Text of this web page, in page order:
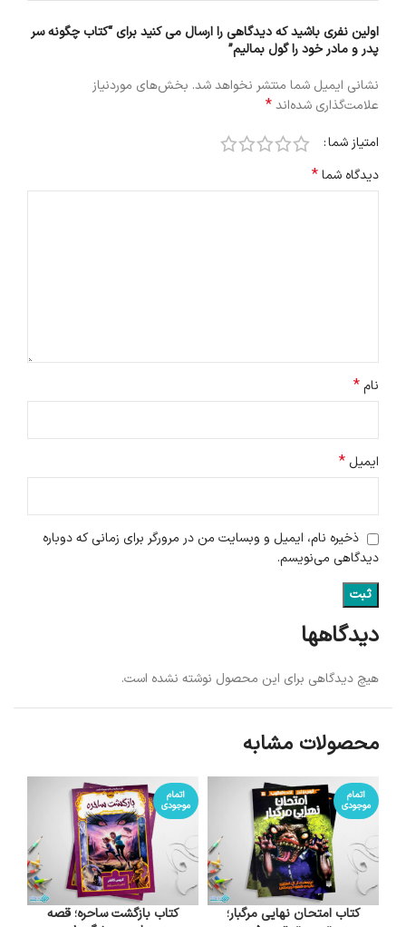
دیدگاهها
هیچ دیدگاهی برای این محصول نوشته نشده است.
اولین نفری باشید که دیدگاهی را ارسال می کنید برای “کتاب چگونه سر
پدر و مادر خود را گول بمالیم”
نشانی ایمیل شما منتشر نخواهد شد. بخش‌های موردنیاز
علامت‌گذاری شده‌اند*
امتیاز شما
دیدگاه شما*
نام*
ایمیل*
ذخیره نام، ایمیل و وبسایت من در مرورگر برای زمانی که دوباره
دیدگاهی می‌نویسم.
محصولات مشابه
اتمام
موجودی
کتاب امتحان نهایی مرگبار؛
اتمام
موجودی
کتاب بازگشت ساحره؛ قصه